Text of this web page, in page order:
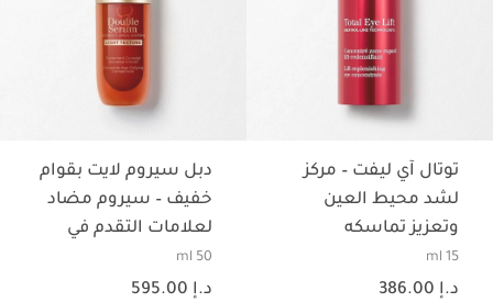
توتال آي ليفت – مركز
لشد محيط العين
وتعزيز تماسكه
15 ml
السعر الحالي هو د.إ 386.00
د.إ 386.00
دبل سيروم لايت بقوام
خفيف – سيروم مضاد
لعلامات التقدم في
السن
50 ml
السعر الحالي هو د.إ 595.00
د.إ 595.00